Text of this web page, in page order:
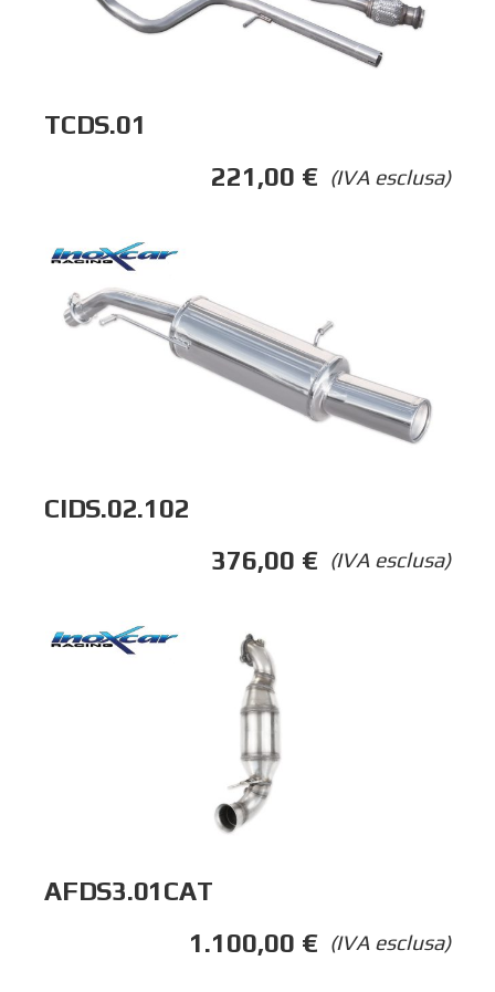
TCDS.01
(IVA esclusa)
221,00 €
CIDS.02.102
(IVA esclusa)
376,00 €
AFDS3.01CAT
(IVA esclusa)
1.100,00 €